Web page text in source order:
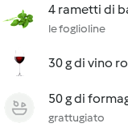
4 rametti di
le foglioline
30 g di vino
50 g di
grattugiato